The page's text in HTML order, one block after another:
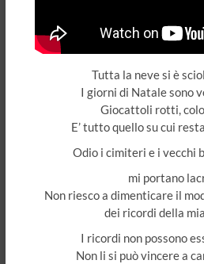
Tutta la neve si è
I giorni di Natale sono
Giocattoli rotti,
E’ tutto quello su cui
Odio i cimiteri e i vecchi
mi portano
Non riesco a dimenticare il
dei ricordi della
I ricordi non possono
Non li si può vincere a